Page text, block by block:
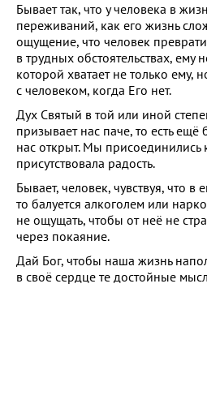
Бывает так, что у человека в
переживаний, как его жизнь
ощущение, что человек
в трудных обстоятельствах,
которой хватает не только
с человеком, когда Его нет.
Дух Святый в той или иной
призывает нас паче, то есть
нас открыт. Мы
присутствовала радость.
Бывает, человек, чувствуя, что в
то балуется алкоголем или
не ощущать, чтобы от неё не
через покаяние.
Дай Бог, чтобы наша жизнь
в своё сердце те достойные